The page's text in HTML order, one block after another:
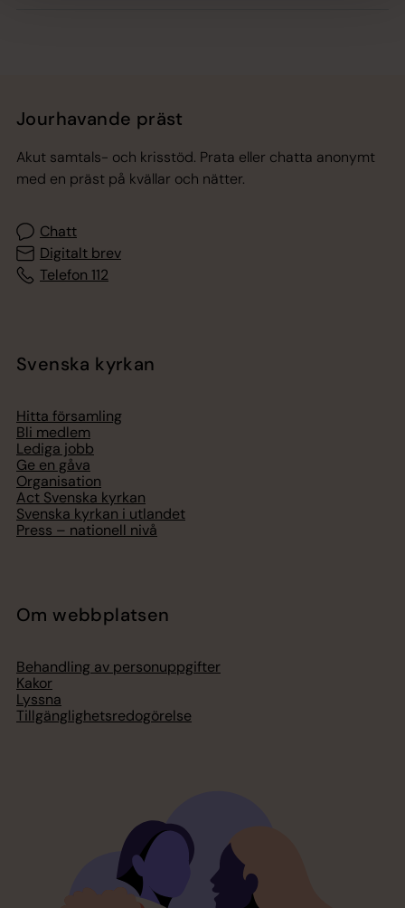
Jourhavande präst
Akut samtals- och krisstöd. Prata eller chatta anonymt
med en präst på kvällar och nätter.
Chatt
Digitalt brev
Telefon 112
Svenska kyrkan
Hitta församling
Bli medlem
Lediga jobb
Ge en gåva
Organisation
Act Svenska kyrkan
Svenska kyrkan i utlandet
Press – nationell nivå
Om webbplatsen
Behandling av personuppgifter
Kakor
Lyssna
Tillgänglighetsredogörelse